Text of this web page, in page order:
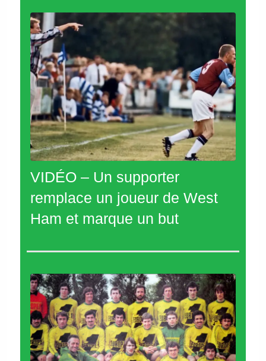
VIDÉO – Un supporter
remplace un joueur de West
Ham et marque un but